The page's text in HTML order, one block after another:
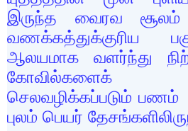
இருந்த வைரவ சூலம்
வணக்கத்துக்குரிய
ஆலயமாக வளர்ந்து
கோவில்களைக்
செலவழிக்கப்படும் பணம்
புலம் பெயர்